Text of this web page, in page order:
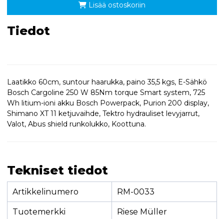
Lisää ostoskoriin
Tiedot
Laatikko 60cm, suntour haarukka, paino 35,5 kgs, E-Sähkö
Bosch Cargoline 250 W 85Nm torque Smart system, 725
Wh litium-ioni akku Bosch Powerpack, Purion 200 display,
Shimano XT 11 ketjuvaihde, Tektro hydrauliset levyjarrut,
Valot, Abus shield runkolukko, Koottuna.
Tekniset tiedot
Artikkelinumero RM-0033
Tuotemerkki Riese Müller